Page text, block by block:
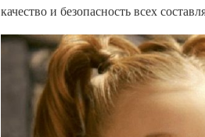
качество и безопасность всех